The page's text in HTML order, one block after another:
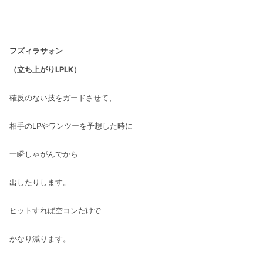
フズィラサォン
（立ち上がりLPLK）
確反のない技をガードさせて、
相手のLPやワンツーを予想した時に
一瞬しゃがんでから
出したりします。
ヒットすれば空コンだけで
かなり減ります。